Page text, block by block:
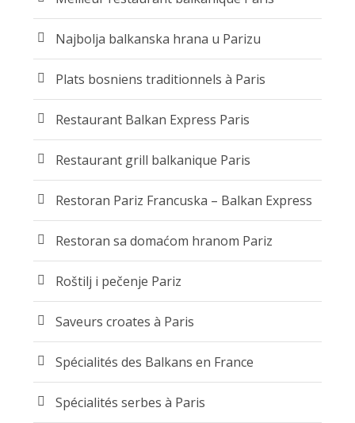
Najbolja balkanska hrana u Parizu
Plats bosniens traditionnels à Paris
Restaurant Balkan Express Paris
Restaurant grill balkanique Paris
Restoran Pariz Francuska – Balkan Express
Restoran sa domaćom hranom Pariz
Roštilj i pečenje Pariz
Saveurs croates à Paris
Spécialités des Balkans en France
Spécialités serbes à Paris